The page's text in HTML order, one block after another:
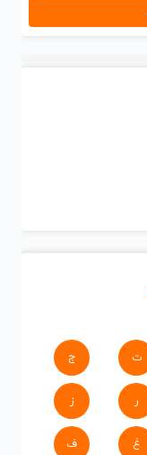
ت ج
ر ز
غ ف